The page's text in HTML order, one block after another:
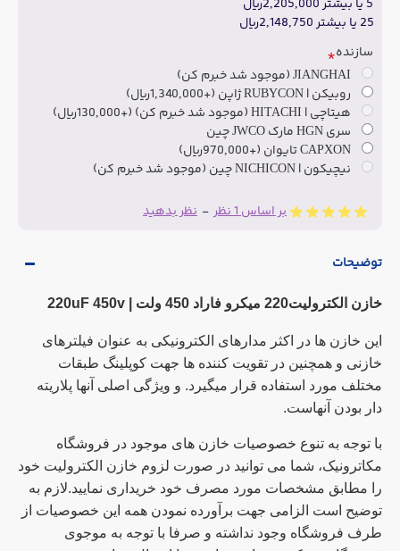
بر اساس 1 نظر - نظر بدهید
5 یا بیشتر 2,205,000ریال
25 یا بیشتر 2,148,750ریال
سازنده
JIANGHAI (موجود شد خبرم کن)
روبیکن | RUBYCON ژاپن
(+1,340,000ریال)
هیتاچی | HITACHI (موجود شد خبرم کن)
(+130,000ریال)
سری HGN مارک JWCO چین
CAPXON تایوان
(+970,000ریال)
نیچیکون | NICHICON چین (موجود شد خبرم کن)
توضیحات
خازن الکترولیت220 میکرو فاراد 450 ولت |
این خازن ها در اکثر مدارهای الکترونیکی به عنوان فیلترهای
خازنی و همچنین در تقویت کننده ها جهت کوپلینگ طبقات
مختلف مورد استفاده قرار میگیرد. و ویژگی اصلی آنها پلاریته
دار بودن آنهاست.
با توجه به تنوع خصوصیات خازن های موجود در فروشگاه
مکاترونیک، شما می توانید در صورت لزوم خازن الکترولیت خود
را مطابق مشخصات مورد مصرف خود خریداری نمایید.لازم به
توضیح است الزامی جهت برآورده نمودن همه این خصوصیات از
طرف فروشگاه وجود نداشته و صرفا با توجه به موجوی